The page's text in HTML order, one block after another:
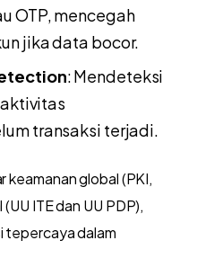
OTP, mencegah
jika data bocor.
: Mendeteksi
transaksi terjadi.
keamanan global (PKI,
ITE dan UU PDP),
tepercaya dalam